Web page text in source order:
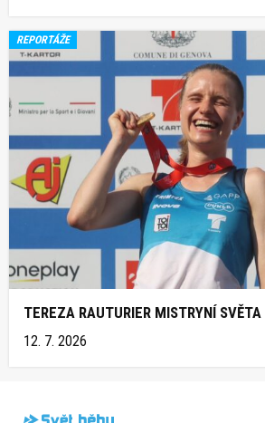
REPORTÁŽE
TEREZA RAUTURIER MISTRYNÍ
12. 7. 2026